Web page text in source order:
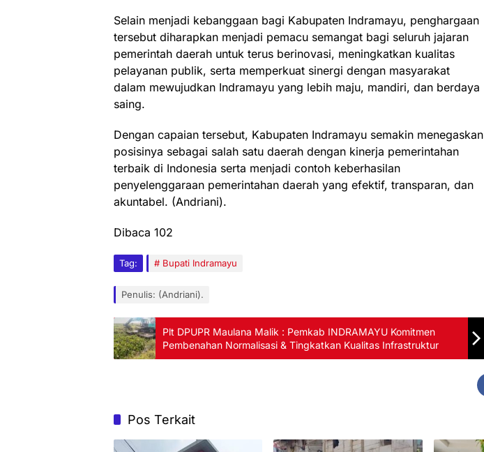
Selain menjadi kebanggaan bagi Kabupaten Indramayu, penghargaan
tersebut diharapkan menjadi pemacu semangat bagi seluruh jajaran
pemerintah daerah untuk terus berinovasi, meningkatkan kualitas
pelayanan publik, serta memperkuat sinergi dengan masyarakat
dalam mewujudkan Indramayu yang lebih maju, mandiri, dan berdaya
saing.
Dengan capaian tersebut, Kabupaten Indramayu semakin menegaskan
posisinya sebagai salah satu daerah dengan kinerja pemerintahan
terbaik di Indonesia serta menjadi contoh keberhasilan
penyelenggaraan pemerintahan daerah yang efektif, transparan, dan
akuntabel. (Andriani).
Dibaca 102
Tag: Bupati Indramayu
Penulis: (Andriani).
Plt DPUPR Maulana Malik : Pemkab INDRAMAYU Komitmen
Pembenahan Normalisasi & Tingkatkan Kualitas Infrastruktur
Pos Terkait